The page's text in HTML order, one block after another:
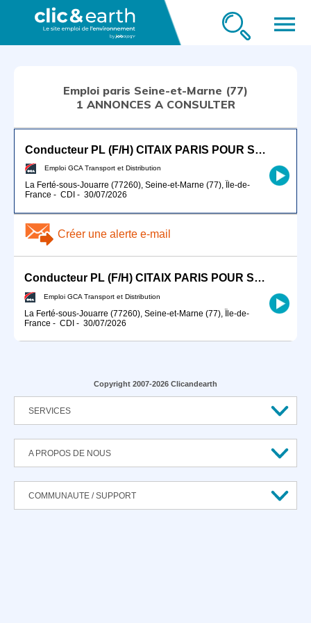
menu
Emploi paris Seine-et-Marne (77)
1 ANNONCES A CONSULTER
Conducteur PL (F/H) CITAIX PARIS POUR SEPTEMBRE 2026
Emploi GCA Transport et Distribution
La Ferté-sous-Jouarre (77260), Seine-et-Marne (77), Île-de-
France - CDI - 30/07/2026
Créer une alerte e-mail
Conducteur PL (F/H) CITAIX PARIS POUR SEPTEMBRE 2026
Emploi GCA Transport et Distribution
La Ferté-sous-Jouarre (77260), Seine-et-Marne (77), Île-de-
France - CDI - 30/07/2026
Copyright 2007-2026 Clicandearth
SERVICES
A PROPOS DE NOUS
COMMUNAUTE / SUPPORT